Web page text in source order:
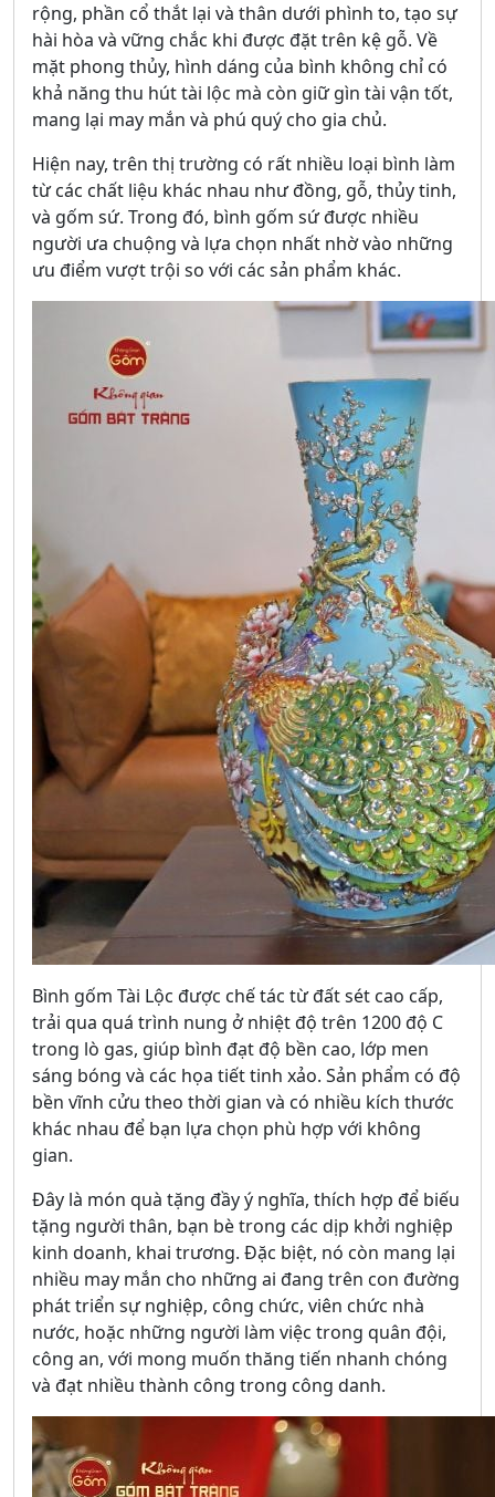
rộng, phần cổ thắt lại và thân dưới phình to, tạo sự
hài hòa và vững chắc khi được đặt trên kệ gỗ. Về
mặt phong thủy, hình dáng của bình không chỉ có
khả năng thu hút tài lộc mà còn giữ gìn tài vận tốt,
mang lại may mắn và phú quý cho gia chủ.
Hiện nay, trên thị trường có rất nhiều loại bình làm
từ các chất liệu khác nhau như đồng, gỗ, thủy tinh,
và gốm sứ. Trong đó, bình gốm sứ được nhiều
người ưa chuộng và lựa chọn nhất nhờ vào những
ưu điểm vượt trội so với các sản phẩm khác.
Bình gốm Tài Lộc được chế tác từ đất sét cao cấp,
trải qua quá trình nung ở nhiệt độ trên 1200 độ C
trong lò gas, giúp bình đạt độ bền cao, lớp men
sáng bóng và các họa tiết tinh xảo. Sản phẩm có độ
bền vĩnh cửu theo thời gian và có nhiều kích thước
khác nhau để bạn lựa chọn phù hợp với không
gian.
Đây là món quà tặng đầy ý nghĩa, thích hợp để biếu
tặng người thân, bạn bè trong các dịp khởi nghiệp
kinh doanh, khai trương. Đặc biệt, nó còn mang lại
nhiều may mắn cho những ai đang trên con đường
phát triển sự nghiệp, công chức, viên chức nhà
nước, hoặc những người làm việc trong quân đội,
công an, với mong muốn thăng tiến nhanh chóng
và đạt nhiều thành công trong công danh.